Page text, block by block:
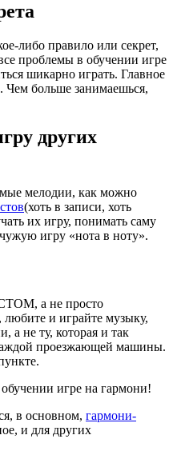
либо правило или секрет,
проблемы в обучении игре
шикарно играть. Главное
Чем больше занимаешься,
других
мелодии, как можно
(хоть в записи, хоть
их игру, понимать саму
игру «нота в ноту».
а не просто
и играйте музыку,
а не ту, которая и так
проезжающей машины.
игре на гармони!
в основном, гармони-
и для других